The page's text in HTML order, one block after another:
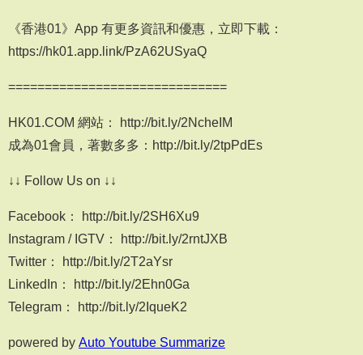
《香港01》App 有更多資訊和優惠，立即下載：
https://hk01.app.link/PzA62USyaQ
==============================
HK01.COM 網站： http://bit.ly/2NcheIM
成為01會員，著數多多：http://bit.ly/2tpPdEs
↓↓ Follow Us on ↓↓
Facebook： http://bit.ly/2SH6Xu9
Instagram / IGTV： http://bit.ly/2rntJXB
Twitter： http://bit.ly/2T2aYsr
LinkedIn： http://bit.ly/2Ehn0Ga
Telegram： http://bit.ly/2IqueK2
powered by Auto Youtube Summarize